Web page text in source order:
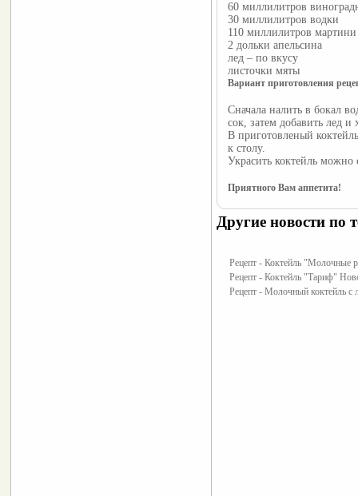
60 миллилитров
30 миллилитров водки
110 миллилитров мартини
2 дольки апельсина
лед – по вкусу
листочки мяты
Вариант приготовления
Сначала налить в бокал
сок, затем добавить лед
В приготовленый
к столу.
Украсить коктейль можно
Приятного Вам аппетита!
Другие новости по
Рецепт - Коктейль "Молочные
Рецепт - Коктейль "Тариф"
Рецепт - Молочный коктейль с